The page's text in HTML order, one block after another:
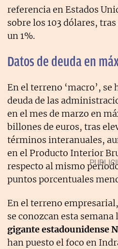
referencia en Estados
sobre los 103 dólares,
un 1%.
Datos de deuda en
En el terreno ‘macro’, se
deuda de las
en el mes de marzo en
billones de euros, tras
términos interanuales,
en el Producto Interior
respecto al mismo
puntos porcentuales
En el terreno
se conozcan esta semana
gigante estadounidense
han puesto el foco en